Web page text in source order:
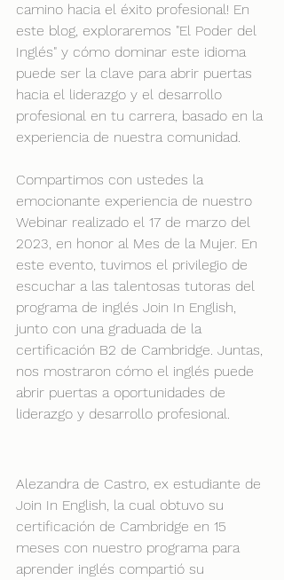
camino hacia el éxito profesional! En
este blog, exploraremos "El Poder del
Inglés" y cómo dominar este idioma
puede ser la clave para abrir puertas
hacia el liderazgo y el desarrollo
profesional en tu carrera, basado en la
experiencia de nuestra comunidad.
Compartimos con ustedes la
emocionante experiencia de nuestro
Webinar realizado el 17 de marzo del
2023, en honor al Mes de la Mujer. En
este evento, tuvimos el privilegio de
escuchar a las talentosas tutoras del
programa de inglés Join In English,
junto con una graduada de la
certificación B2 de Cambridge. Juntas,
nos mostraron cómo el inglés puede
abrir puertas a oportunidades de
liderazgo y desarrollo profesional.
Alezandra de Castro, ex estudiante de
Join In English, la cual obtuvo su
certificación de Cambridge en 15
meses con nuestro programa para
aprender inglés compartió su